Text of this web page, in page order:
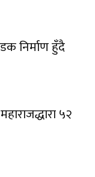
निर्माण हुँदै
५२